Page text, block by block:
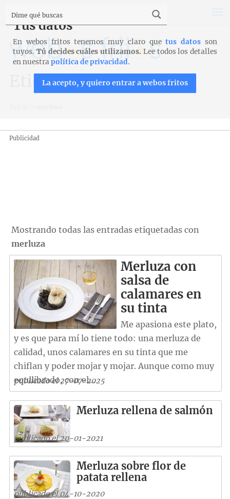
Etiqueta: merluza
Publicidad
Mostrando todas las entradas etiquetadas con
merluza
Merluza con
salsa de
calamares en
su tinta
Me apasiona este plato,
y es que para mí lo tiene todo: una merluza de
calidad, unos calamares en su tinta que me
chiflan y poder mojar y mojar. Aunque como muy
equilibrado, con el...
publicado el 27-07-2025
Merluza rellena de salmón
publicado el 20-01-2021
Merluza sobre flor de
patata rellena
publicado el 04-10-2020
Tus datos
En webos fritos tenemos muy claro quetus datos son
tuyos. Tú decides cuáles utilizamos. Lee todos los detalles
en nuestrapolítica de privacidad.
La acepto, y quiero entrar a webos fritos